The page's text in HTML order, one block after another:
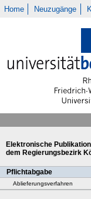
Home Neuzugänge
Elektronische
dem Regierungsbezirk
Pflichtabgabe
Ablieferungsverfahren